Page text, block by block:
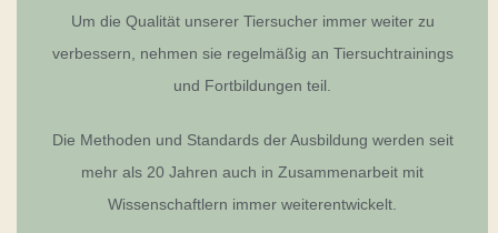
Um die Qualität unserer Tiersucher immer weiter zu
verbessern, nehmen sie regelmäßig an Tiersuchtrainings
und Fortbildungen teil.
Die Methoden und Standards der Ausbildung werden seit
mehr als 20 Jahren auch in Zusammenarbeit mit
Wissenschaftlern immer weiterentwickelt.